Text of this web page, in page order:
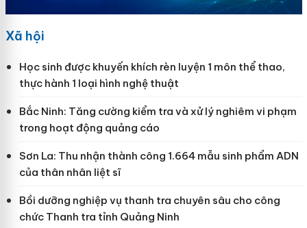
Xã hội
Học sinh được khuyến khích rèn luyện 1 môn thể thao,
thực hành 1 loại hình nghệ thuật
Bắc Ninh: Tăng cường kiểm tra và xử lý nghiêm vi phạm
trong hoạt động quảng cáo
Sơn La: Thu nhận thành công 1.664 mẫu sinh phẩm ADN
của thân nhân liệt sĩ
Bồi dưỡng nghiệp vụ thanh tra chuyên sâu cho công
chức Thanh tra tỉnh Quảng Ninh